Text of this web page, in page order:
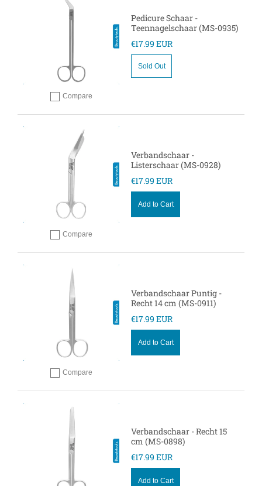
Add to compare
Compare
Pedicure Schaar -
Teennagelschaar (MS-0935)
€17.99 EUR
Sold Out
Add to compare
Compare
Verbandschaar -
Listerschaar (MS-0928)
€17.99 EUR
Add to Cart
Add to compare
Compare
Verbandschaar Puntig -
Recht 14 cm (MS-0911)
€17.99 EUR
Add to Cart
Verbandschaar - Recht 15
cm (MS-0898)
€17.99 EUR
Add to Cart